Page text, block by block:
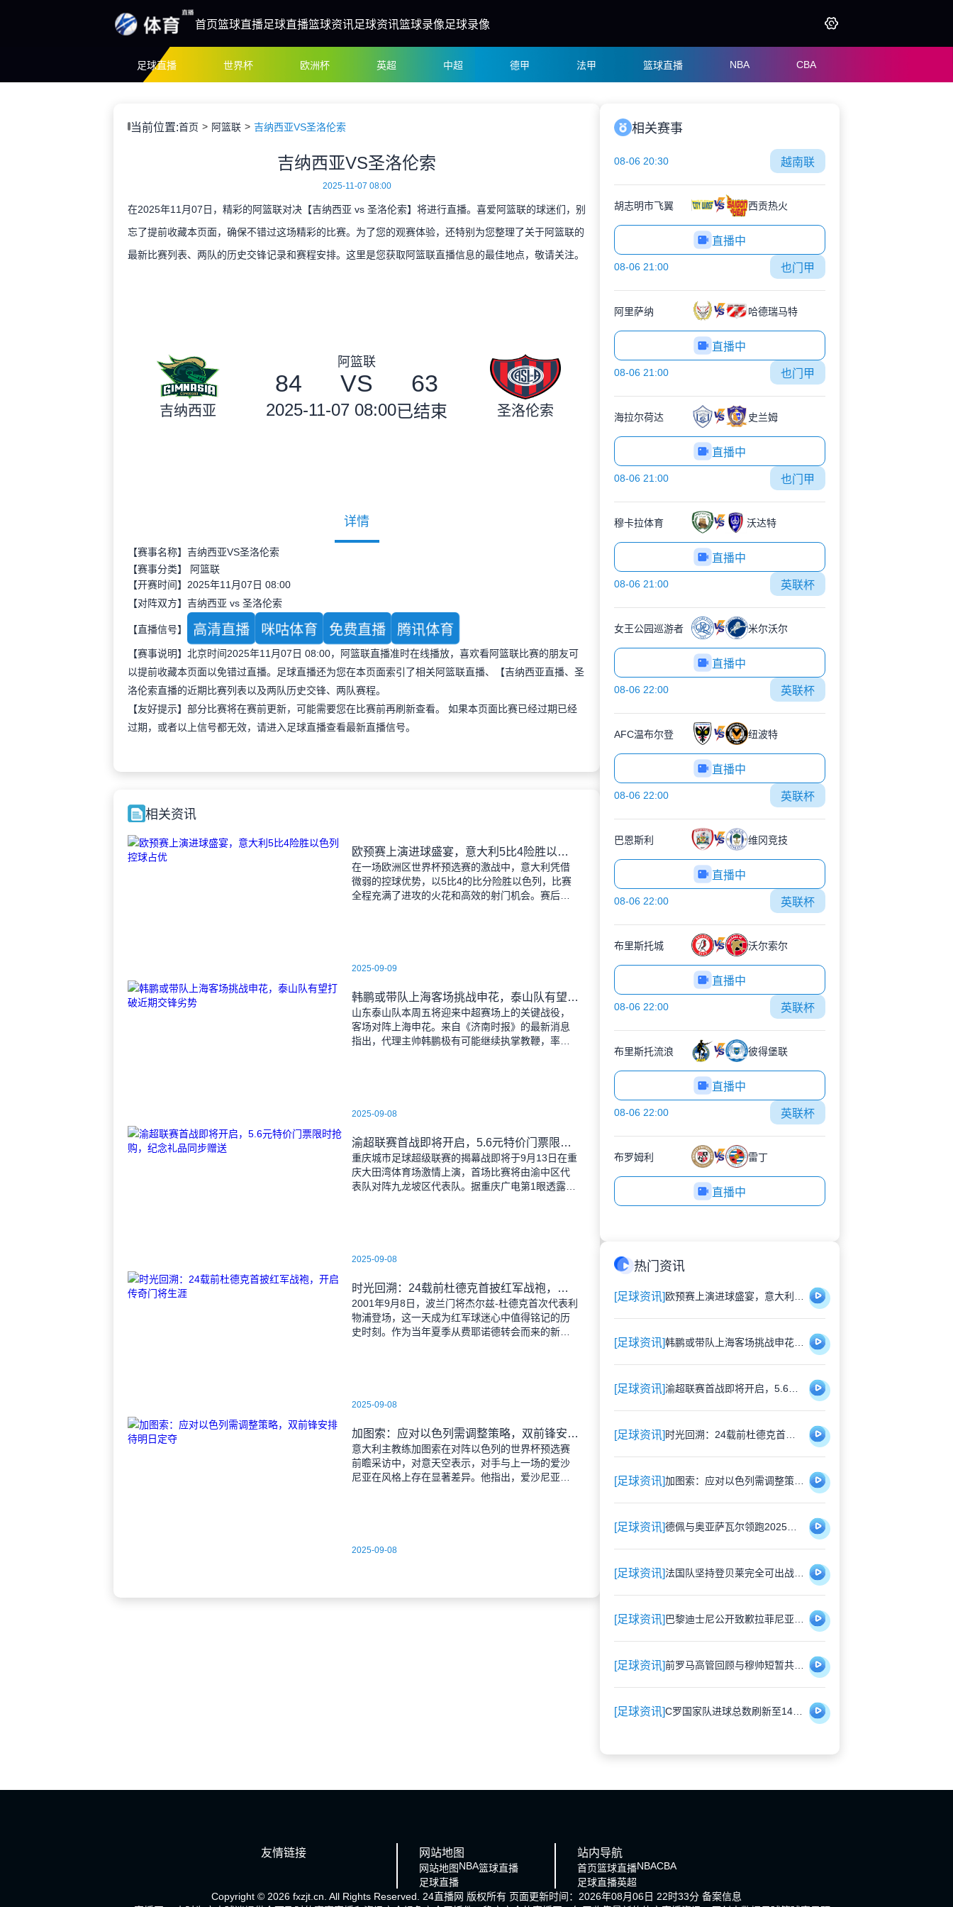
首页篮球直播足球直播篮球资讯足球资讯篮球录像足球录像
足球直播 世界杯 欧洲杯 英超 中超 德甲 法甲 篮球直播 NBA CBA
当前位置:首页 阿篮联 吉纳西亚VS圣洛伦索
吉纳西亚VS圣洛伦索
2025-11-07 08:00
在2025年11月07日，精彩的阿篮联对决【吉纳西亚 vs 圣洛伦索】将进行直播。喜爱阿篮联的球迷们，别
忘了提前收藏本页面，确保不错过这场精彩的比赛。为了您的观赛体验，还特别为您整理了关于阿篮联的
最新比赛列表、两队的历史交锋记录和赛程安排。这里是您获取阿篮联直播信息的最佳地点，敬请关注。
吉纳西亚
阿篮联
84 VS 63
2025-11-07 08:00已结束 圣洛伦索
详情
【赛事名称】吉纳西亚VS圣洛伦索
【赛事分类】
阿篮联
【开赛时间】2025年11月07日 08:00
【对阵双方】吉纳西亚 vs 圣洛伦索
【直播信号】 高清直播 咪咕体育 免费直播 腾讯体育
【赛事说明】北京时间2025年11月07日 08:00，阿篮联直播准时在线播放，喜欢看阿篮联比赛的朋友可
以提前收藏本页面以免错过直播。足球直播还为您在本页面索引了相关阿篮联直播、【吉纳西亚直播、圣
洛伦索直播的近期比赛列表以及两队历史交锋、两队赛程。
【友好提示】部分比赛将在赛前更新，可能需要您在比赛前再刷新查看。 如果本页面比赛已经过期已经
过期，或者以上信号都无效，请进入足球直播查看最新直播信号。
相关资讯
欧预赛上演进球盛宴，意大利5比4险胜以色列控球占优
在一场欧洲区世界杯预选赛的激战中，意大利凭借
微弱的控球优势，以5比4的比分险胜以色列，比赛
全程充满了进攻的火花和高效的射门机会。赛后技
2025-09-09
韩鹏或带队上海客场挑战申花，泰山队有望打破近期交锋劣势
山东泰山队本周五将迎来中超赛场上的关键战役，
客场对阵上海申花。来自《济南时报》的最新消息
指出，代理主帅韩鹏极有可能继续执掌教鞭，率队
2025-09-08
渝超联赛首战即将开启，5.6元特价门票限时抢购，纪念礼品同步赠送
重庆城市足球超级联赛的揭幕战即将于9月13日在重
庆大田湾体育场激情上演，首场比赛将由渝中区代
表队对阵九龙坡区代表队。据重庆广电第1眼透露，
2025-09-08
时光回溯：24载前杜德克首披红军战袍，开启传奇门将生涯
2001年9月8日，波兰门将杰尔兹-杜德克首次代表利
物浦登场，这一天成为红军球迷心中值得铭记的历
史时刻。作为当年夏季从费耶诺德转会而来的新
2025-09-08
加图索：应对以色列需调整策略，双前锋安排待明日定夺
意大利主教练加图索在对阵以色列的世界杯预选赛
前瞻采访中，对意天空表示，对手与上一场的爱沙
尼亚在风格上存在显著差异。他指出，爱沙尼亚更
2025-09-08
相关赛事
08-06 20:30 越南联
胡志明市飞翼 西贡热火
直播中
08-06 21:00 也门甲
阿里萨纳 哈德瑞马特
直播中
08-06 21:00 也门甲
海拉尔荷达 史兰姆
直播中
08-06 21:00 也门甲
穆卡拉体育 沃达特
直播中
08-06 21:00 英联杯
女王公园巡游者 米尔沃尔
直播中
08-06 22:00 英联杯
AFC温布尔登 纽波特
直播中
08-06 22:00 英联杯
巴恩斯利 维冈竞技
直播中
08-06 22:00 英联杯
布里斯托城 沃尔索尔
直播中
08-06 22:00 英联杯
布里斯托流浪 彼得堡联
直播中
08-06 22:00 英联杯
布罗姆利 雷丁
直播中
热门资讯
[足球资讯]
[足球资讯]
[足球资讯]
[足球资讯]
[足球资讯]
[足球资讯]
[足球资讯]
[足球资讯]
[足球资讯]
[足球资讯]
友情链接 网站地图
网站地图NBA篮球直播
足球直播
站内导航
首页篮球直播NBACBA
足球直播英超
Copyright © 2026 fxzjt.cn. All Rights Reserved. 24直播网 版权所有 页面更新时间：2026年08月06日 22时33分 备案信息